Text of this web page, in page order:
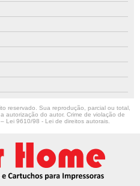
reservado. Sua reprodução, parcial ou total,
autorização do autor. Crime de violação de
Lei 9610/98 - Lei de direitos autorais